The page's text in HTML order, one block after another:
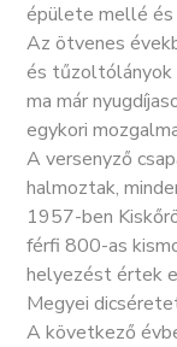
épülete mellé
Az ötvenes
és tűzoltólányok
ma már
egykori
A versenyző
halmoztak,
1957-ben
férfi 800-as
helyezést értek
Megyei
A következő